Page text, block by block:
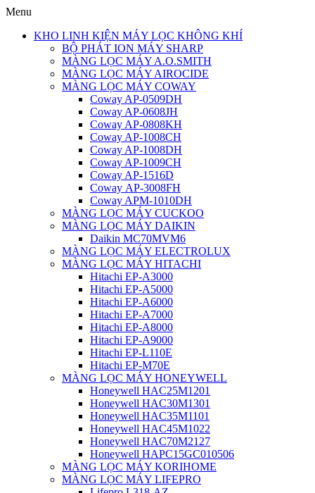
Menu
KHO LINH KIỆN MÁY LỌC KHÔNG KHÍ
BỘ PHÁT ION MÁY SHARP
MÀNG LỌC MÁY A.O.SMITH
MÀNG LỌC MÁY AIROCIDE
MÀNG LỌC MÁY COWAY
Coway AP-0509DH
Coway AP-0608JH
Coway AP-0808KH
Coway AP-1008CH
Coway AP-1008DH
Coway AP-1009CH
Coway AP-1516D
Coway AP-3008FH
Coway APM-1010DH
MÀNG LỌC MÁY CUCKOO
MÀNG LỌC MÁY DAIKIN
Daikin MC70MVM6
MÀNG LỌC MÁY ELECTROLUX
MÀNG LỌC MÁY HITACHI
Hitachi EP-A3000
Hitachi EP-A5000
Hitachi EP-A6000
Hitachi EP-A7000
Hitachi EP-A8000
Hitachi EP-A9000
Hitachi EP-L110E
Hitachi EP-M70E
MÀNG LỌC MÁY HONEYWELL
Honeywell HAC25M1201
Honeywell HAC30M1301
Honeywell HAC35M1101
Honeywell HAC45M1022
Honeywell HAC70M2127
Honeywell HAPC15GC010506
MÀNG LỌC MÁY KORIHOME
MÀNG LỌC MÁY LIFEPRO